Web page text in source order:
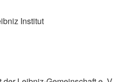
Institut